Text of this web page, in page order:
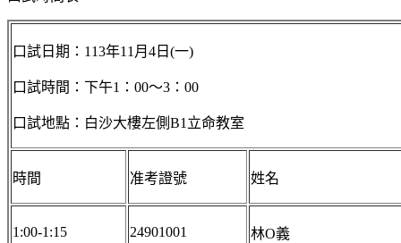
口試日期：113年11月4日(一)
口試時間：下午1：00～3：00
口試地點：白沙大樓左側B1立命教室
時間 准考證號 姓名
1:00-1:15 24901001 林O義